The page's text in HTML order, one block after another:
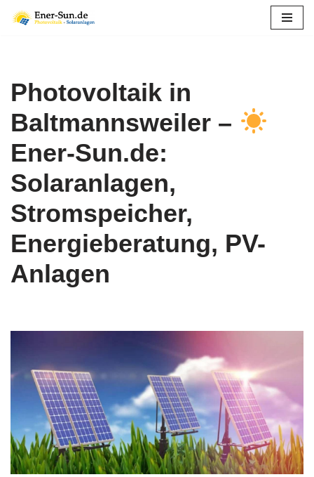
Photovoltaik in
Baltmannsweiler –
Ener-Sun.de:
Solaranlagen,
Stromspeicher,
Energieberatung, PV-
Anlagen